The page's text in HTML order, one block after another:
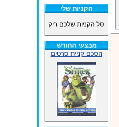
הקניות שלי
סל הקניות שלכם ריק
מבצעי החודש
הסכם קניית סרטים